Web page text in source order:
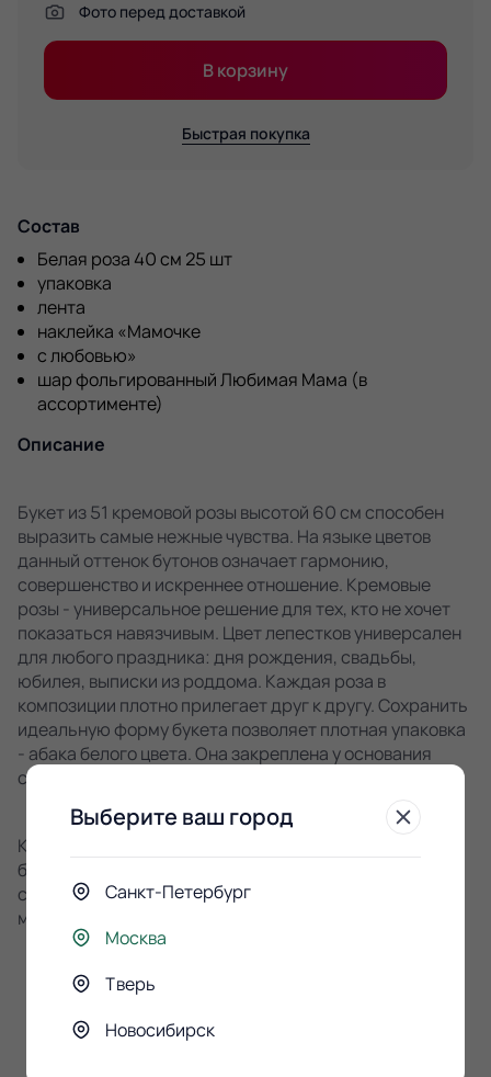
Фото перед доставкой
В корзину
Быстрая покупка
Состав
Белая роза 40 см 25 шт
упаковка
лента
наклейка «Мамочке
с любовью»
шар фольгированный Любимая Мама (в
ассортименте)
Описание
Букет из 51 кремовой розы высотой 60 см способен
выразить самые нежные чувства. На языке цветов
данный оттенок бутонов означает гармонию,
совершенство и искреннее отношение. Кремовые
розы - универсальное решение для тех, кто не хочет
показаться навязчивым. Цвет лепестков универсален
для любого праздника: дня рождения, свадьбы,
юбилея, выписки из роддома. Каждая роза в
композиции плотно прилегает друг к другу. Сохранить
идеальную форму букета позволяет плотная упаковка
- абака белого цвета. Она закреплена у основания
стеблей атласной лентой.
Красота роз совершенная. Она вызовет у получателя
буру эмоций. Нежнейший букет из ароматных цветов
станет тем самым подарком, который так давно
мечтала получить ваша женщина.
Выберите ваш город
Санкт-Петербург
Москва
Тверь
Новосибирск